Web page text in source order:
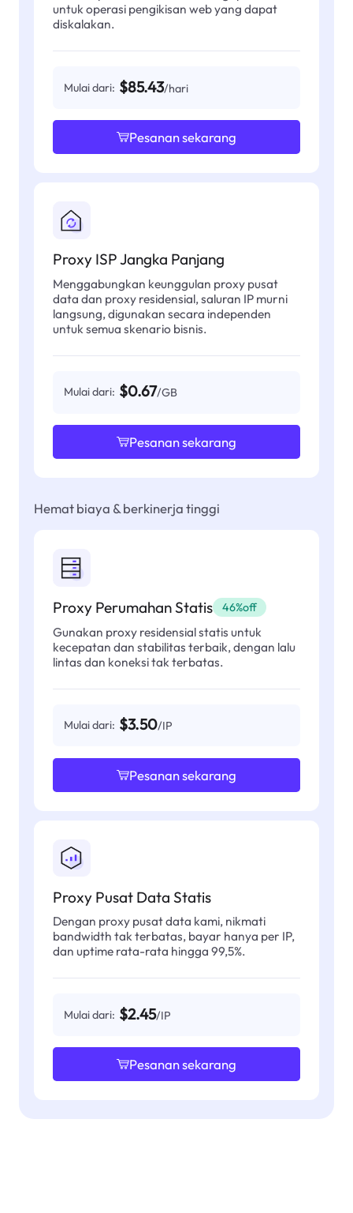
untuk operasi pengikisan web yang dapat
diskalakan.
Mulai dari: $85.43/hari
Pesanan sekarang
Proxy ISP Jangka Panjang
Menggabungkan keunggulan proxy pusat
data dan proxy residensial, saluran IP murni
langsung, digunakan secara independen
untuk semua skenario bisnis.
Mulai dari: $0.67/GB
Pesanan sekarang
Hemat biaya & berkinerja tinggi
Proxy Perumahan Statis 46%off
Gunakan proxy residensial statis untuk
kecepatan dan stabilitas terbaik, dengan lalu
lintas dan koneksi tak terbatas.
Mulai dari: $3.50/IP
Pesanan sekarang
Proxy Pusat Data Statis
Dengan proxy pusat data kami, nikmati
bandwidth tak terbatas, bayar hanya per IP,
dan uptime rata-rata hingga 99,5%.
Mulai dari: $2.45/IP
Pesanan sekarang